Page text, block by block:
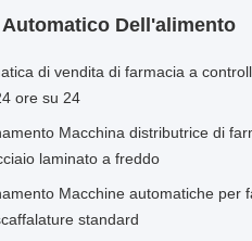
Dell'alimento
di vendita di farmacia a
ore su 24
Macchina distributrice di
laminato a freddo
Macchine automatiche per
standard